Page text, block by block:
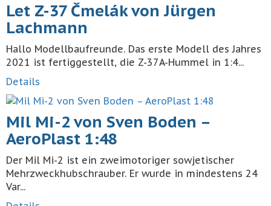
Let Z-37 Čmelák von Jürgen
Lachmann
Hallo Modellbaufreunde. Das erste Modell des Jahres
2021 ist fertiggestellt, die Z-37A-Hummel in 1:4...
Details
Mil Mi-2 von Sven Boden –
AeroPlast 1:48
Der Mil Mi-2 ist ein zweimotoriger sowjetischer
Mehrzweckhubschrauber. Er wurde in mindestens 24
Var...